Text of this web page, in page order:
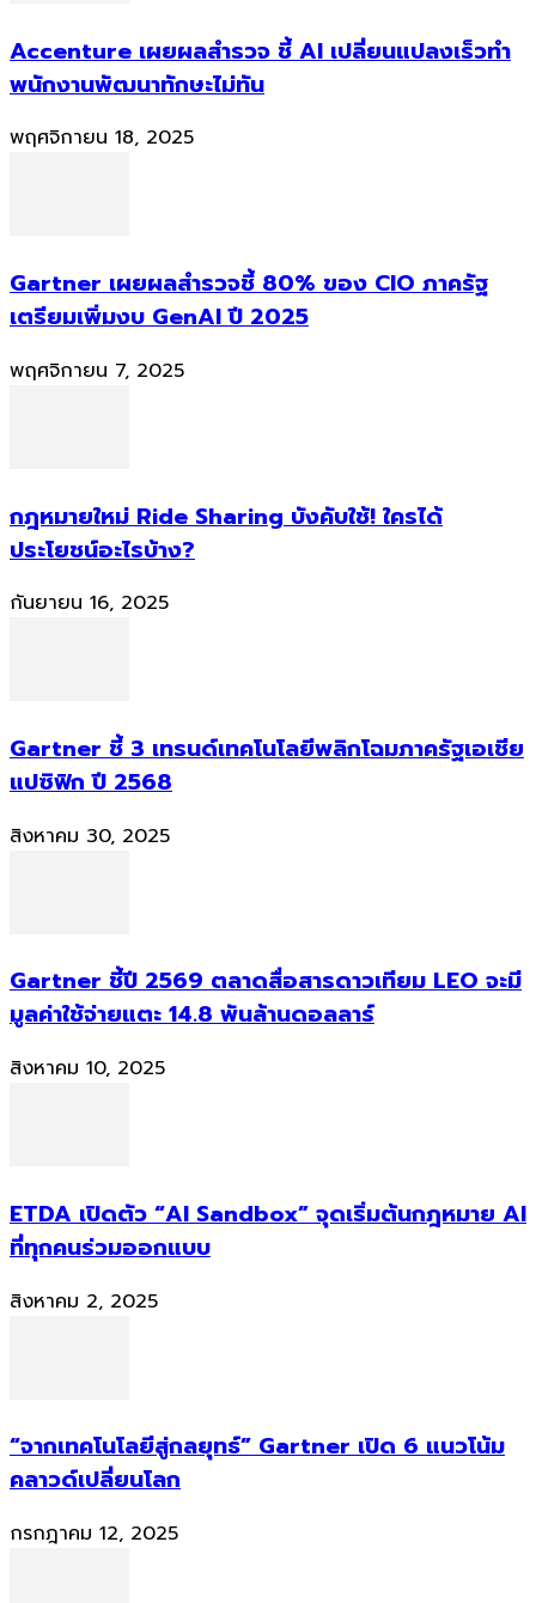
Accenture เผยผลสำรวจ ชี้ AI เปลี่ยนแปลงเร็วทำ
พนักงานพัฒนาทักษะไม่ทัน
พฤศจิกายน 18, 2025
Gartner เผยผลสำรวจชี้ 80% ของ CIO ภาครัฐ
เตรียมเพิ่มงบ GenAI ปี 2025
พฤศจิกายน 7, 2025
กฎหมายใหม่ Ride Sharing บังคับใช้! ใครได้
ประโยชน์อะไรบ้าง?
กันยายน 16, 2025
Gartner ชี้ 3 เทรนด์เทคโนโลยีพลิกโฉมภาครัฐเอเชีย
แปซิฟิก ปี 2568
สิงหาคม 30, 2025
Gartner ชี้ปี 2569 ตลาดสื่อสารดาวเทียม LEO จะมี
มูลค่าใช้จ่ายแตะ 14.8 พันล้านดอลลาร์
สิงหาคม 10, 2025
ETDA เปิดตัว “AI Sandbox” จุดเริ่มต้นกฎหมาย AI
ที่ทุกคนร่วมออกแบบ
สิงหาคม 2, 2025
“จากเทคโนโลยีสู่กลยุทธ์” Gartner เปิด 6 แนวโน้ม
คลาวด์เปลี่ยนโลก
กรกฎาคม 12, 2025